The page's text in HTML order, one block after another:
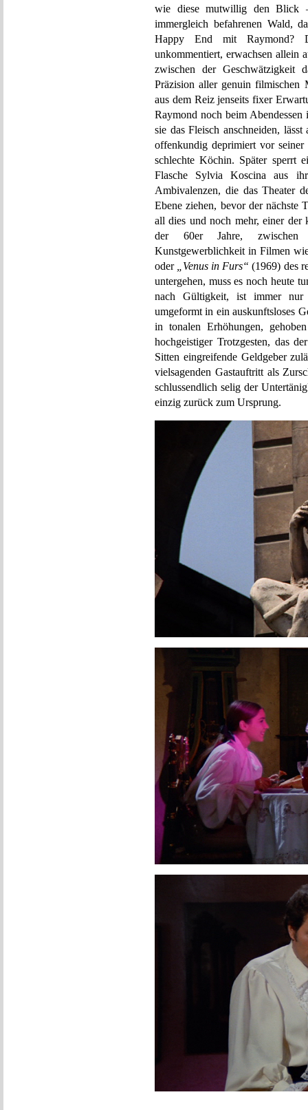
wie diese mutwillig den Blick
immergleich befahrenen Wald,
Happy End mit Raymond?
unkommentiert, erwachsen allein
zwischen der Geschwätzigkeit
Präzision aller genuin filmischen
aus dem Reiz jenseits fixer
Raymond noch beim
sie das Fleisch anschneiden,
offenkundig deprimiert vor
schlechte Köchin. Später sperrt
Flasche Sylvia Koscina aus
Ambivalenzen, die das Theater
Ebene ziehen, bevor der nächste
all dies und noch mehr, einer der
der 60er Jahre, zwischen
Kunstgewerblichkeit in Filmen
oder
„Venus in Furs“ (1969) des
untergehen, muss es noch heute
nach Gültigkeit, ist immer nur
umgeformt in ein auskunftsloses
in tonalen Erhöhungen,
hochgeistiger Trotzgesten, das
Sitten eingreifende Geldgeber
vielsagenden Gastauftritt als
schlussendlich selig der
einzig zurück zum Ursprung.